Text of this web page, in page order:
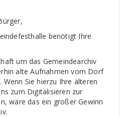
benötigt Ihre
um das Gemeindearchiv
alte Aufnahmen vom Dorf
Sie hierzu Ihre älteren
zum Digitalisieren zur
wäre das ein großer Gewinn